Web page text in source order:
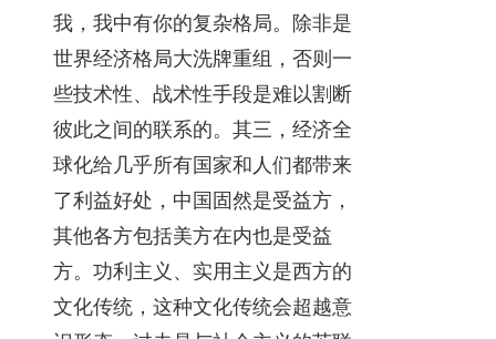
我，我中有你的复杂格局。除非是
世界经济格局大洗牌重组，否则一
些技术性、战术性手段是难以割断
彼此之间的联系的。其三，经济全
球化给几乎所有国家和人们都带来
了利益好处，中国固然是受益方，
其他各方包括美方在内也是受益
方。功利主义、实用主义是西方的
文化传统，这种文化传统会超越意